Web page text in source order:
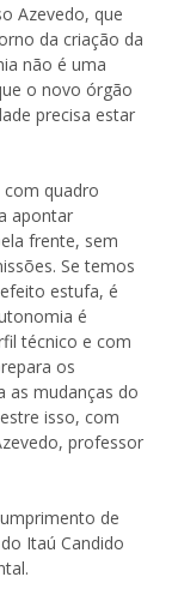
Azevedo, que
da criação da
não é uma
o novo órgão
precisa estar
quadro
apontar
frente, sem
Se temos
estufa, é
é
técnico e com
os
as mudanças do
isso, com
professor
de
Itaú Candido